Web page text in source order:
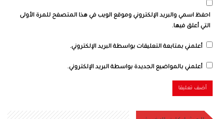
احفظ اسمي والبريد الإلكتروني وموقع الويب في هذا المتصفح للمرة الأولى
التي أعلق فيها.
أعلمني بمتابعة التعليقات بواسطة البريد الإلكتروني.
أعلمني بالمواضيع الجديدة بواسطة البريد الإلكتروني.